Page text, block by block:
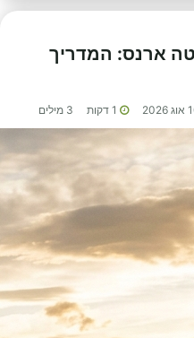
ארנס: המדריך
1 דקות 3 מילים